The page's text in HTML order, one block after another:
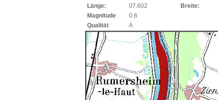
Länge:
07.602
Breite:
Magnitude:
0.8
Qualität: A